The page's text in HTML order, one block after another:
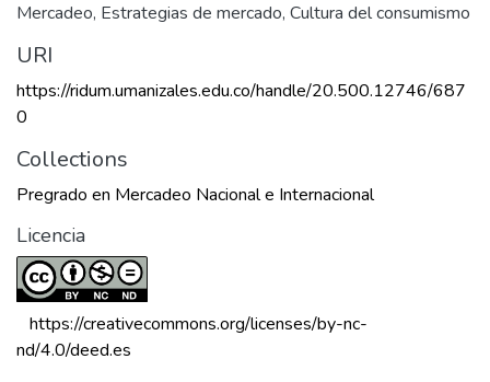
Mercadeo, Estrategias de mercado, Cultura del consumismo
URI
https://ridum.umanizales.edu.co/handle/20.500.12746/687
0
Collections
Pregrado en Mercadeo Nacional e Internacional
Licencia
https://creativecommons.org/licenses/by-nc-
nd/4.0/deed.es